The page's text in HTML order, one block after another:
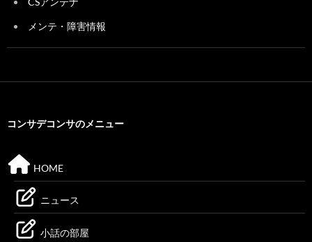
メンテ・障害情報
コンサデコンサのメニュー
HOME
ニュース
小話の部屋